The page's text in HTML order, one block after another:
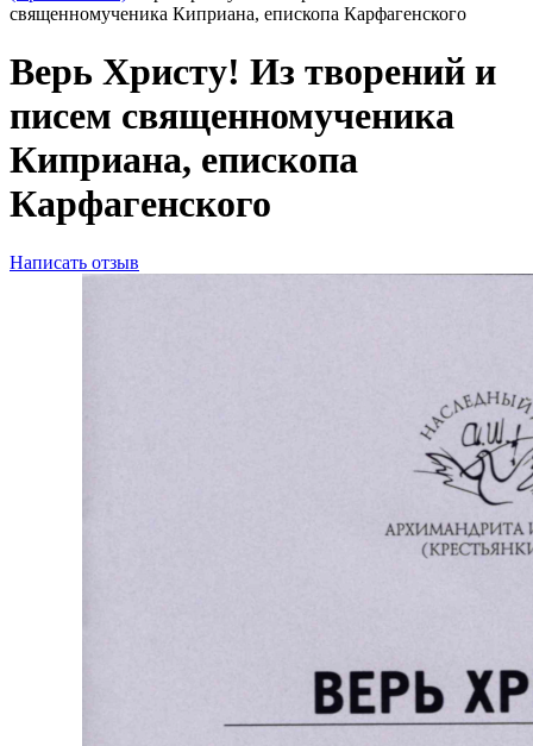
священномученика Киприана, епископа Карфагенского
Верь Христу! Из творений и
писем священномученика
Киприана, епископа
Карфагенского
Написать отзыв